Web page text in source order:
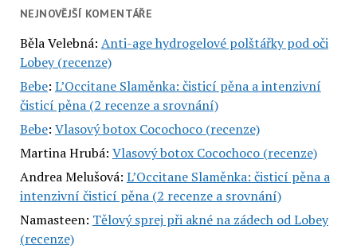
NEJNOVĚJŠÍ KOMENTÁŘE
Běla Velebná: Anti-age hydrogelové polštářky pod oči
Lobey (recenze)
Bebe: L’Occitane Slaměnka: čisticí pěna a intenzivní
čisticí pěna (2 recenze a srovnání)
Bebe: Vlasový botox Cocochoco (recenze)
Martina Hrubá: Vlasový botox Cocochoco (recenze)
Andrea Melušová: L’Occitane Slaměnka: čisticí pěna a
intenzivní čisticí pěna (2 recenze a srovnání)
Namasteen: Tělový sprej při akné na zádech od Lobey
(recenze)